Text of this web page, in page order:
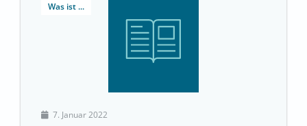
Was ist ...
7. Januar 2022